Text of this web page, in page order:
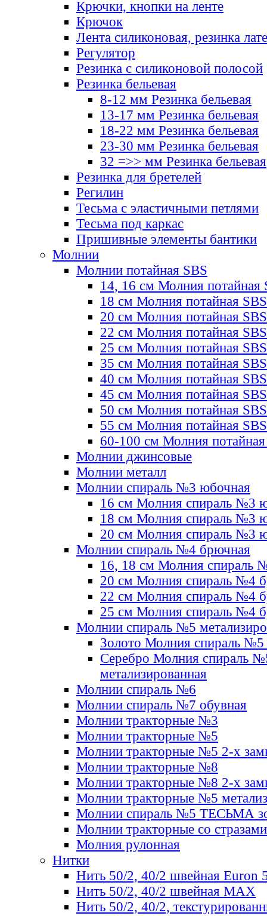
Крючки, кнопки на ленте
Крючок
Лента силиконовая, резинка
Регулятор
Резинка с силиконовой полосой
Резинка бельевая
8-12 мм Резинка бельевая
13-17 мм Резинка бельевая
18-22 мм Резинка бельевая
23-30 мм Резинка бельевая
32 =>> мм Резинка бельевая
Резинка для бретелей
Регилин
Тесьма с эластичными петлями
Тесьма под каркас
Пришивные элементы бантики
Молнии
Молнии потайная SBS
14, 16 см Молния потайная
18 см Молния потайная SBS
20 см Молния потайная SBS
22 см Молния потайная SBS
25 см Молния потайная SBS
35 см Молния потайная SBS
40 см Молния потайная SBS
45 см Молния потайная SBS
50 см Молния потайная SBS
55 см Молния потайная SBS
60-100 см Молния
Молнии джинсовые
Молнии металл
Молнии спираль №3 юбочная
16 см Молния спираль №3
18 см Молния спираль №3
20 см Молния спираль №3
Молнии спираль №4 брючная
16, 18 см Молния спираль
20 см Молния спираль №4
22 см Молния спираль №4
25 см Молния спираль №4
Молнии спираль №5
Золото Молния спираль №5
Серебро Молния спираль
метализированная
Молнии спираль №6
Молнии спираль №7 обувная
Молнии тракторные №3
Молнии тракторные №5
Молнии тракторные №5 2-х
Молнии тракторные №8
Молнии тракторные №8 2-х
Молнии тракторные №5
Молнии спираль №5 ТЕСЬМА
Молнии тракторные со стразами
Молния рулонная
Нитки
Нить 50/2, 40/2 швейная Euron
Нить 50/2, 40/2 швейная МАХ
Нить 50/2, 40/2,